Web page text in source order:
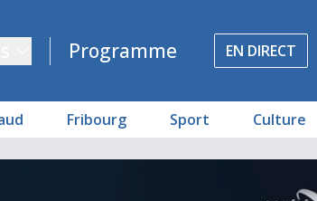
Programme EN DIRECT
Fribourg Sport Culture